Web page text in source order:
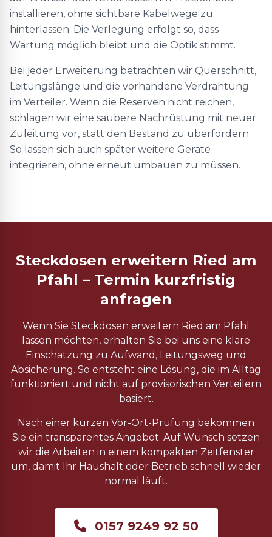
installieren, ohne sichtbare Kabelwege zu
hinterlassen. Die Verlegung erfolgt so, dass
Wartung möglich bleibt und die Optik stimmt.
Bei jeder Erweiterung betrachten wir Querschnitt,
Leitungslänge und die vorhandene Verdrahtung
im Verteiler. Wenn die Reserven nicht reichen,
schlagen wir eine saubere Nachrüstung mit neuer
Zuleitung vor, statt den Bestand zu überfordern.
So lassen sich auch später weitere Geräte
integrieren, ohne erneut umbauen zu müssen.
Steckdosen erweitern Ried am
Pfahl – Termin kurzfristig
anfragen
Wenn Sie Steckdosen erweitern Ried am Pfahl
lassen möchten, erhalten Sie bei uns eine klare
Einschätzung zu Aufwand, Leitungsweg und
Absicherung. So entsteht eine Lösung, die im Alltag
funktioniert und nicht auf provisorischen Verteilern
basiert.
Nach einer kurzen Vor-Ort-Prüfung bekommen
Sie ein transparentes Angebot. Auf Wunsch setzen
wir die Arbeiten in einem kompakten Zeitfenster
um, damit Ihr Haushalt oder Betrieb schnell wieder
normal läuft.
0157 9249 92 50